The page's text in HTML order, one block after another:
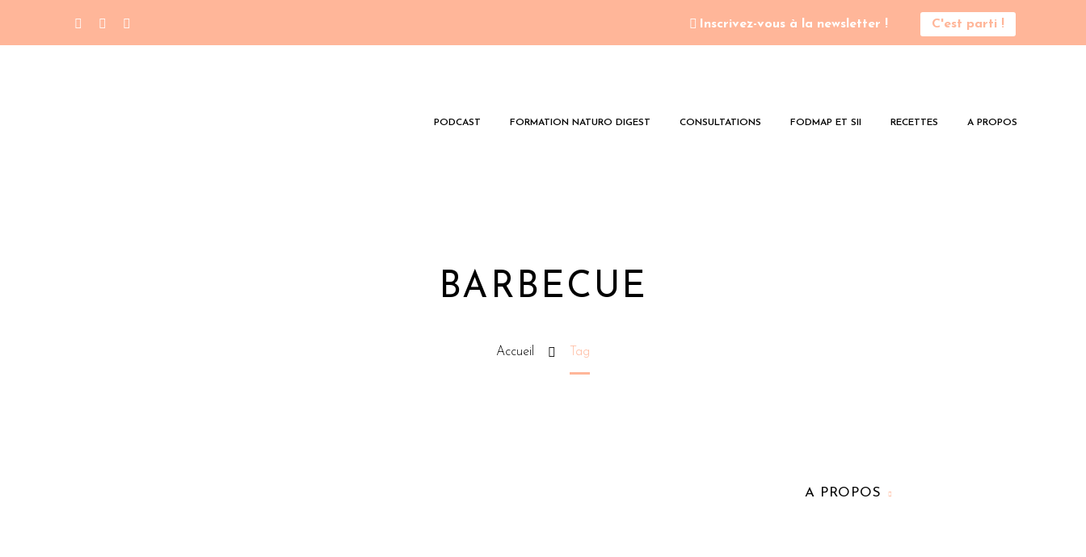
Inscrivez-vous à la newsletter ! C'est parti !
PODCAST FORMATION NATURO DIGEST CONSULTATIONS FODMAP ET SII RECETTES A PROPOS
BARBECUE
Accueil Tag
A PROPOS